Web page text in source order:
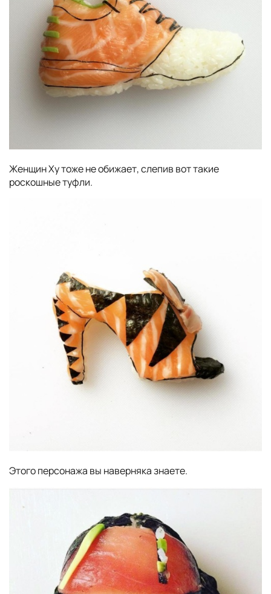
Женщин Ху тоже не обижает, слепив вот такие
роскошные туфли.
Этого персонажа вы наверняка знаете.